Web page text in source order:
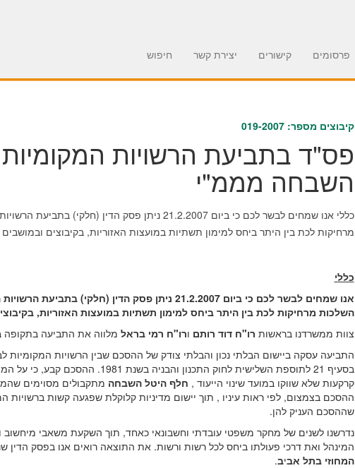
פרסומים קישורים יצירת קשר חיפוש
קיבוצים מספר: 019-2007
פס"ד בתביעת הרשויות
השבחה מממ"י
כללי אנו שמחים לבשר לכם כי ביום 21.2.2007 ניתן פסק
מרחיקות לכת בין היתר ביחס למימון תשתיות במועצות האזוריות, בקיבוצים
כללי
אנו שמחים לבשר לכם כי ביום 21.2.2007 ניתן פסק הדין
השלכות מרחיקות לכת בין היתר ביחס למימון תשתיות במועצות האזוריות,
צוות ממשרדנו בראשות רו"ח דוד רותם ורו"ח רמי בראל מלווה את התביעה
בסעיף 21 לתוספת השלישית לחוק
קרקעות שלא שווקו במועד שינוי הייעוד , חלף היטל השבחה מתקבולים מסוימים
ההסכם בצמצום, לפי ראות עיניו , תוך יישום מדיניות קלוקלת שפגעה קשות
שההסכם העניק להן.
נדרשנו לשנים של מחקר משפטי עובדתי וחשבונאי כאחד, תוך השקעת משאבי מיחשוב
המינהל ואת דרכי פעולתו ביחס לכל רשות ורשות. את התוצאה רואים אנו בפסק הדין
המחוזי בתל אביב.